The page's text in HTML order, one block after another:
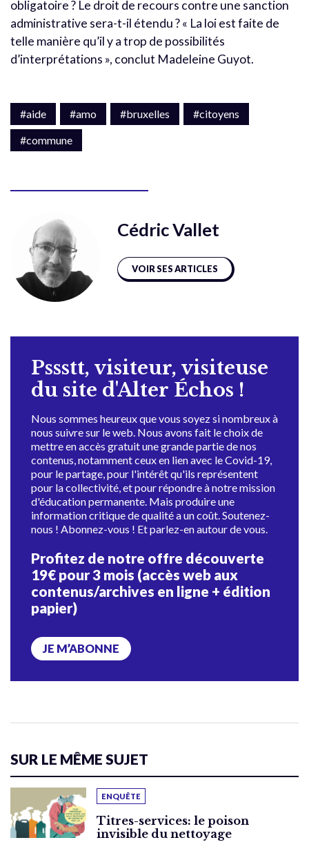
obligatoire ? Le droit de recours contre une sanction
administrative sera-t-il étendu ? « La loi est faite de
telle manière qu’il y a trop de possibilités
d’interprétations », conclut Madeleine Guyot.
#aide #amo #bruxelles
#citoyens
#commune
Cédric Vallet
VOIR SES ARTICLES
Pssstt, visiteur, visiteuse
du site d'Alter Échos !
Nous sommes heureux que vous soyez si nombreux à
nous suivre sur le web. Nous avons fait le choix de
mettre en accès gratuit une grande partie de nos
contenus, notamment ceux en lien avec le Covid-19,
pour le partage, pour l'intérêt qu'ils représentent
pour la collectivité, et pour répondre à notre mission
d'éducation permanente. Mais produire une
information critique de qualité a un coût. Soutenez-
nous ! Abonnez-vous ! Et parlez-en autour de vous.
Profitez de notre offre découverte
19€ pour 3 mois (accès web aux
contenus/archives en ligne + édition
papier)
JE M’ABONNE
SUR LE MÊME SUJET
ENQUÊTE
Titres-services: le poison
invisible du nettoyage